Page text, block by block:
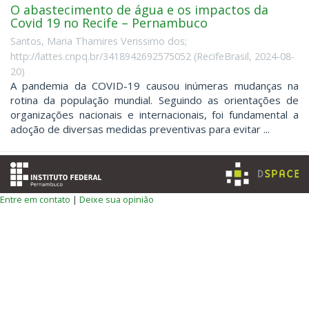
O abastecimento de água e os impactos da
Covid 19 no Recife – Pernambuco
Santos, Maria Thamires Verissimo dos;
http://lattes.cnpq.br/3418942692575052 (RecifeBrasil, 2024-08-
20)
A pandemia da COVID-19 causou inúmeras mudanças na
rotina da população mundial. Seguindo as orientações de
organizações nacionais e internacionais, foi fundamental a
adoção de diversas medidas preventivas para evitar ...
Entre em contato | Deixe sua opinião